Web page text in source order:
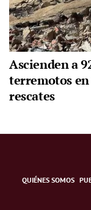
Ascienden a
terremotos
rescates
QUIÉNES SOMOS